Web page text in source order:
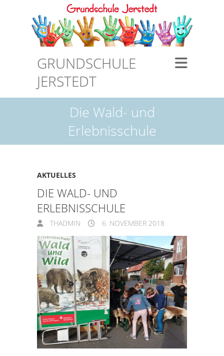
GRUNDSCHULE
JERSTEDT
Die Wald- und
Erlebnisschule
AKTUELLES
DIE WALD- UND
ERLEBNISSCHULE
THADMIN 6. NOVEMBER 2018